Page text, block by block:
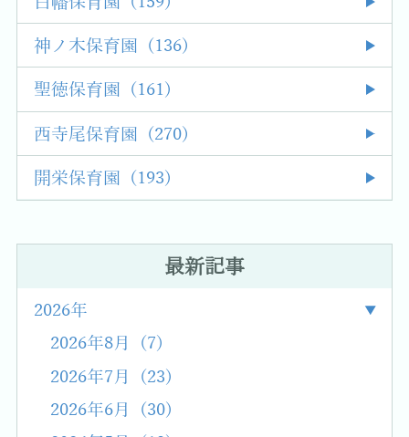
神ノ木保育園 (136)
聖徳保育園 (161)
西寺尾保育園 (270)
開栄保育園 (193)
最新記事
2026年
2026年8月 (7)
2026年7月 (23)
2026年6月 (30)